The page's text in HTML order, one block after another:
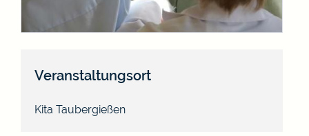
Veranstaltungsort
Kita Taubergießen